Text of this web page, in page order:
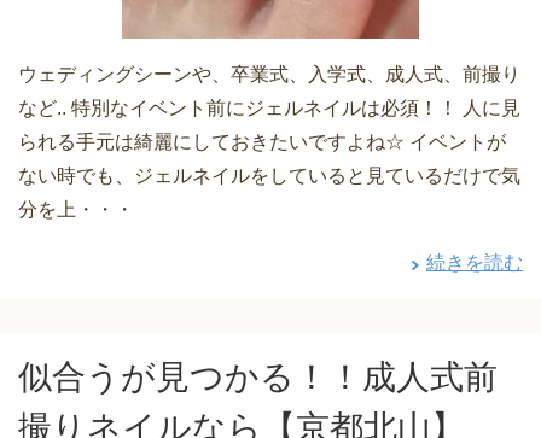
ウェディングシーンや、卒業式、入学式、成人式、前撮り
など.. 特別なイベント前にジェルネイルは必須！！ 人に見
られる手元は綺麗にしておきたいですよね☆ イベントが
ない時でも、ジェルネイルをしていると見ているだけで気
分を上・・・
続きを読む
似合うが見つかる！！成人式前
撮りネイルなら【京都北山】